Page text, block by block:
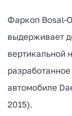
Фаркоп Bosal-
выдерживает
вертикальной
автомобиле
2015).